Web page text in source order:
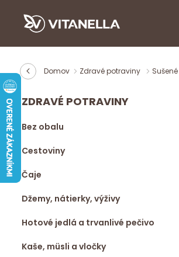
Domov Zdravé potraviny
ZDRAVÉ POTRAVINY
Bez obalu
Cestoviny
Čaje
Džemy, nátierky, výživy
Hotové jedlá a trvanlivé pečivo
Kaše, müsli a vločky